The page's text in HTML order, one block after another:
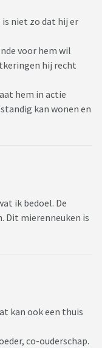
niet zo dat hij er
voor hem wil
hij recht
hem in actie
kan wonen en
ik bedoel. De
Dit mierenneuken is
kan ook een thuis
co-ouderschap.